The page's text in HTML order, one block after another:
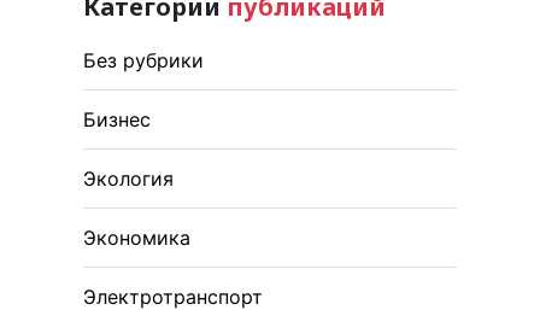
Без рубрики
Бизнес
Экология
Экономика
Электротранспорт